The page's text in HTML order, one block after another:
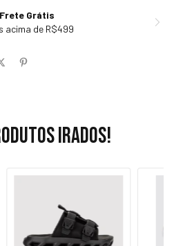
Frete Grátis
acima de R$499
irados!